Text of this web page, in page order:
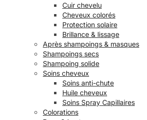
Cuir chevelu
Cheveux colorés
Protection solaire
Brillance & lissage
Après shampoings & masques
Shampoings secs
Shampoing solide
Soins cheveux
Soins anti-chute
Huile cheveux
Soins Spray Capillaires
Colorations